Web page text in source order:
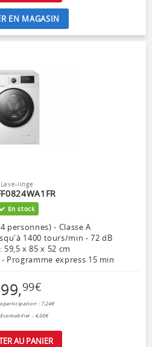
EN MAGASIN
Lave-linge
En stock
personnes) - Classe A
1400 tours/min - 72 dB
59,5 x 85 x 52 cm
Programme express 15 min
,99€
: 7,24€
: 4,00€
AU PANIER